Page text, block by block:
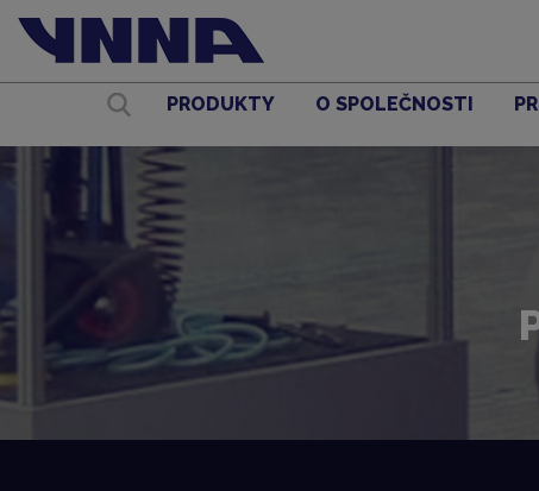
PRODUKTY O SPOLEČNOSTI